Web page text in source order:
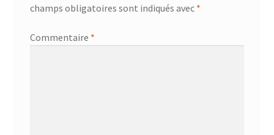
champs obligatoires sont indiqués avec *
Commentaire *